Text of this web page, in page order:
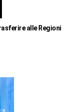
alle Regioni